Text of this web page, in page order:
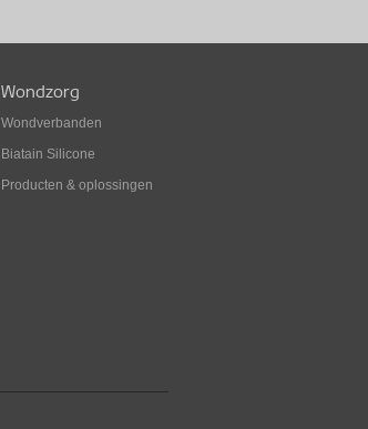
Wondzorg
Wondverbanden
Biatain Silicone
Producten & oplossingen